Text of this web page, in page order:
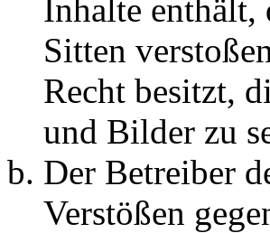
Inhalte enthält,
Sitten
Recht besitzt,
und Bilder zu
Der Betreiber
Verstößen